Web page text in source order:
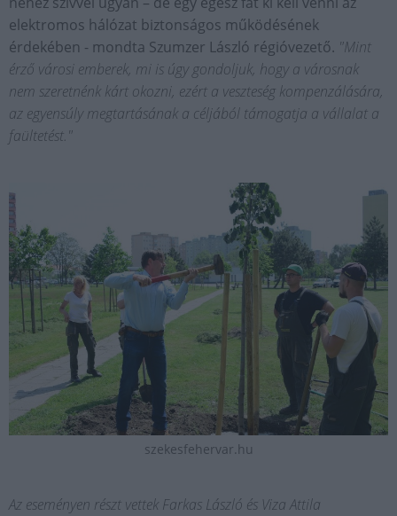
elektromos hálózat biztonságos működésének
érdekében - mondta Szumzer László régióvezető. "Mint
érző városi emberek, mi is úgy gondoljuk, hogy a városnak
nem szeretnénk kárt okozni, ezért a veszteség kompenzálására,
az egyensúly megtartásának a céljából támogatja a vállalat a
faültetést."
szekesfehervar.hu
Az eseményen részt vettek Farkas László és Viza Attila